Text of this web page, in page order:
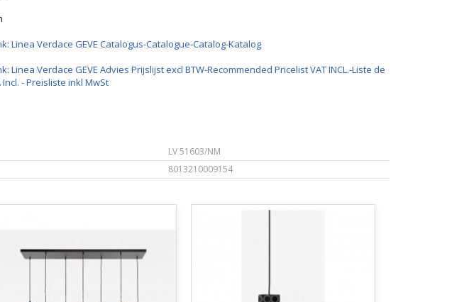
Linea Verdace GEVE Catalogus-Catalogue-Catalog-Katalog
Linea Verdace GEVE Advies Prijslijst excl BTW-Recommended Pricelist VAT INCL.-Liste de
- Preisliste inkl MwSt
LV 51603/NM
8013210009154